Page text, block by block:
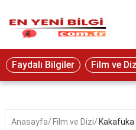
Eğitim
Ekonomi
Seyahat
Faydalı Bilgiler Film ve
Anasayfa Film ve Dizi